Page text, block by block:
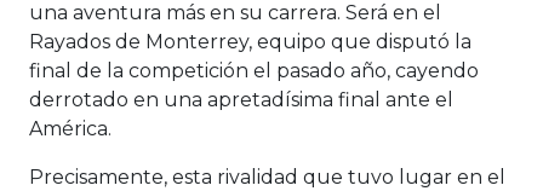
una aventura más en su carrera. Será en el
Rayados de Monterrey, equipo que disputó la
final de la competición el pasado año, cayendo
derrotado en una apretadísima final ante el
América.
Precisamente, esta rivalidad que tuvo lugar en el